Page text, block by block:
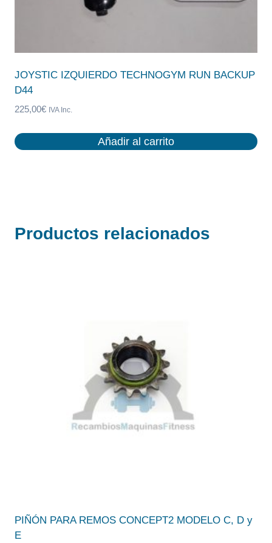
JOYSTIC IZQUIERDO TECHNOGYM RUN BACKUP
D44
225,00€ IVA Inc.
Añadir al carrito
Productos relacionados
PIÑÓN PARA REMOS CONCEPT2 MODELO C, D y
E